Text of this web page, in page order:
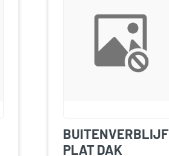
BUITENVERBLIJF
PLAT DAK